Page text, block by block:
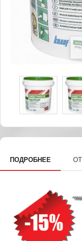
ПОДРОБНЕЕ